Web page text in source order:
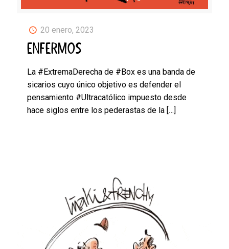
20 enero, 2023
ENFERMOS
La #ExtremaDerecha de #Box es una banda de
sicarios cuyo único objetivo es defender el
pensamiento #Ultracatólico impuesto desde
hace siglos entre los pederastas de la […]